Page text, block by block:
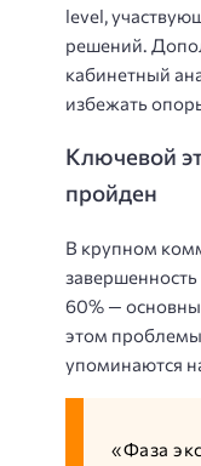
level,
решений.
кабинетный
избежать
Ключевой
пройден
В крупном
60% —
этом проблемы
упоминаются
«Фаза